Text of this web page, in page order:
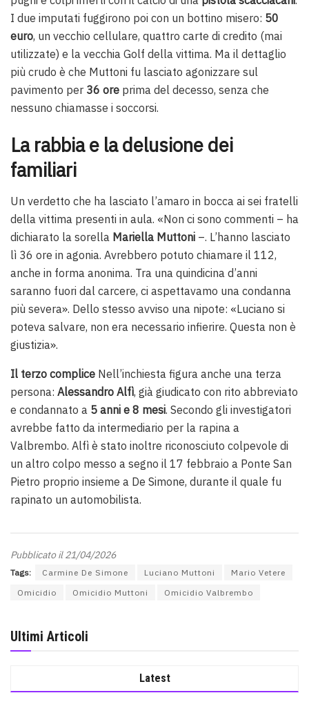
I due imputati fuggirono poi con un bottino misero: 50
euro, un vecchio cellulare, quattro carte di credito (mai
utilizzate) e la vecchia Golf della vittima. Ma il dettaglio
più crudo è che Muttoni fu lasciato agonizzare sul
pavimento per 36 ore prima del decesso, senza che
nessuno chiamasse i soccorsi.
La rabbia e la delusione dei
familiari
Un verdetto che ha lasciato l’amaro in bocca ai sei fratelli
della vittima presenti in aula. «Non ci sono commenti – ha
dichiarato la sorella Mariella Muttoni –. L’hanno lasciato
lì 36 ore in agonia. Avrebbero potuto chiamare il 112,
anche in forma anonima. Tra una quindicina d’anni
saranno fuori dal carcere, ci aspettavamo una condanna
più severa». Dello stesso avviso una nipote: «Luciano si
poteva salvare, non era necessario infierire. Questa non è
giustizia».
Il terzo complice Nell’inchiesta figura anche una terza
persona: Alessandro Alfì, già giudicato con rito abbreviato
e condannato a 5 anni e 8 mesi. Secondo gli investigatori
avrebbe fatto da intermediario per la rapina a
Valbrembo. Alfì è stato inoltre riconosciuto colpevole di
un altro colpo messo a segno il 17 febbraio a Ponte San
Pietro proprio insieme a De Simone, durante il quale fu
rapinato un automobilista.
Pubblicato il 21/04/2026
Tags: Carmine De Simone Luciano Muttoni
Mario Vetere
Omicidio
Omicidio Muttoni Omicidio Valbrembo
Ultimi Articoli
Latest